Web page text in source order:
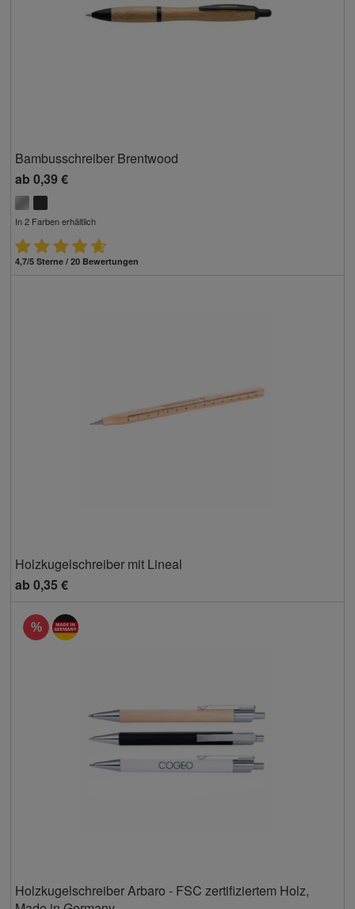
Bambusschreiber Brentwood
ab 0,39 €
In 2 Farben erhältlich
4,7/5 Sterne / 20 Bewertungen
Holzkugelschreiber mit Lineal
ab 0,35 €
Holzkugelschreiber Arbaro - FSC zertifiziertem Holz,
%